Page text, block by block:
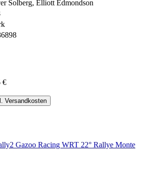
Solberg, Elliott Edmondson
€
Versandkosten